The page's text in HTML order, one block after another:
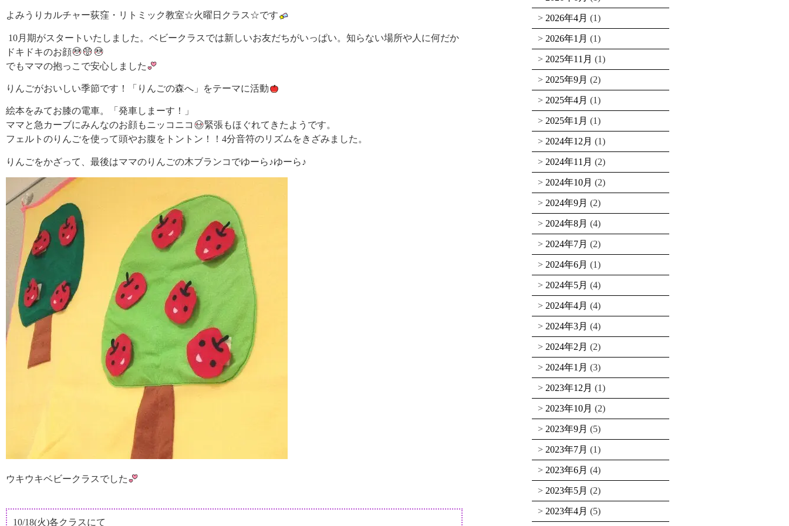
よみうりカルチャー荻窪・リトミック教室☆火曜日クラス☆です
10月期がスタートいたしました。ベビークラスでは新しいお友だちがいっぱい。知らない場所や人に何だか
ドキドキのお顔
でもママの抱っこで安心しました
りんごがおいしい季節です！「りんごの森へ」をテーマに活動
絵本をみてお膝の電車。「発車しまーす！」
ママと急カーブにみんなのお顔もニッコニコ
緊張もほぐれてきたようです。
フェルトのりんごを使って頭やお腹をトントン！！4分音符のリズムをきざみました。
りんごをかざって、最後はママのりんごの木ブランコでゆーら♪ゆーら♪
ウキウキベビークラスでした
10/18(火)各クラスにて
2026年4月 (1)
2026年1月 (1)
2025年11月 (1)
2025年9月 (2)
2025年4月 (1)
2025年1月 (1)
2024年12月 (1)
2024年11月 (2)
2024年10月 (2)
2024年9月 (2)
2024年8月 (4)
2024年7月 (2)
2024年6月 (1)
2024年5月 (4)
2024年4月 (4)
2024年3月 (4)
2024年2月 (2)
2024年1月 (3)
2023年12月 (1)
2023年10月 (2)
2023年9月 (5)
2023年7月 (1)
2023年6月 (4)
2023年5月 (2)
2023年4月 (5)